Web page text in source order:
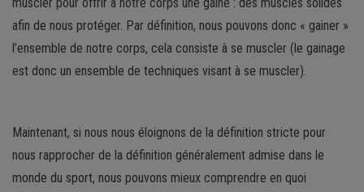
afin de nous protéger. Par définition, nous pouvons donc « gainer »
l’ensemble de notre corps, cela consiste à se muscler (le gainage
est donc un ensemble de techniques visant à se muscler).
Maintenant, si nous nous éloignons de la définition stricte pour
nous rapprocher de la définition généralement admise dans le
monde du sport, nous pouvons mieux comprendre en quoi